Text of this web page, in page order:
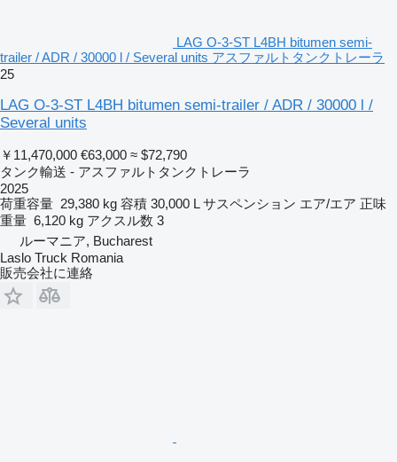
LAG O-3-ST L4BH bitumen semi-
trailer / ADR / 30000 l / Several units アスファルトタンクトレーラ
25
LAG O-3-ST L4BH bitumen semi-trailer / ADR / 30000 l /
Several units
￥11,470,000 €63,000 ≈ $72,790
タンク輸送 - アスファルトタンクトレーラ
2025
荷重容量 29,380 kg 容積 30,000 L サスペンション エア/エア 正味
重量 6,120 kg アクスル数 3
ルーマニア, Bucharest
Laslo Truck Romania
販売会社に連絡